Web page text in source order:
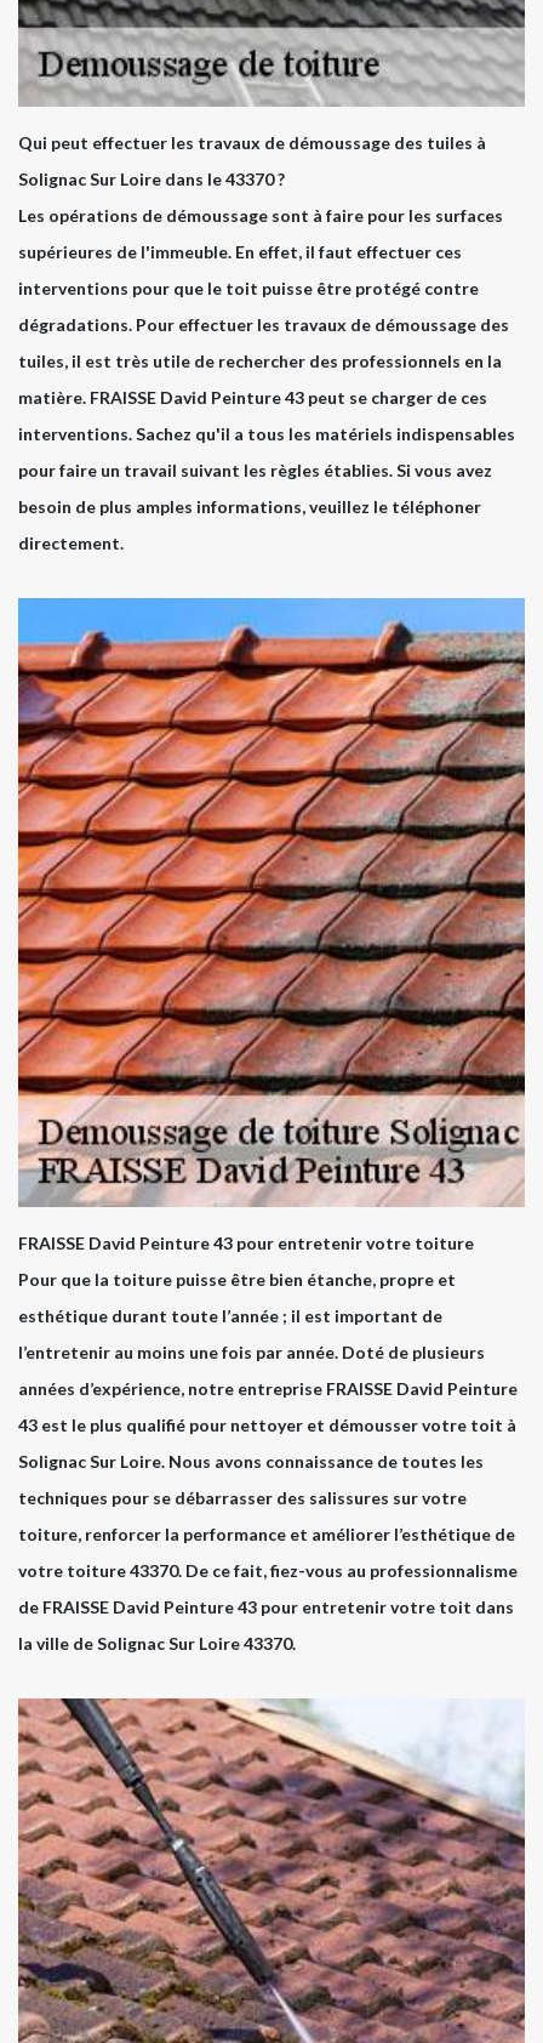
Qui peut effectuer les travaux de démoussage des tuiles à
Solignac Sur Loire dans le 43370 ?
Les opérations de démoussage sont à faire pour les surfaces
supérieures de l'immeuble. En effet, il faut effectuer ces
interventions pour que le toit puisse être protégé contre
dégradations. Pour effectuer les travaux de démoussage des
tuiles, il est très utile de rechercher des professionnels en la
matière. FRAISSE David Peinture 43 peut se charger de ces
interventions. Sachez qu'il a tous les matériels indispensables
pour faire un travail suivant les règles établies. Si vous avez
besoin de plus amples informations, veuillez le téléphoner
directement.
FRAISSE David Peinture 43 pour entretenir votre toiture
Pour que la toiture puisse être bien étanche, propre et
esthétique durant toute l’année ; il est important de
l’entretenir au moins une fois par année. Doté de plusieurs
années d’expérience, notre entreprise FRAISSE David Peinture
43 est le plus qualifié pour nettoyer et démousser votre toit à
Solignac Sur Loire. Nous avons connaissance de toutes les
techniques pour se débarrasser des salissures sur votre
toiture, renforcer la performance et améliorer l’esthétique de
votre toiture 43370. De ce fait, fiez-vous au professionnalisme
de FRAISSE David Peinture 43 pour entretenir votre toit dans
la ville de Solignac Sur Loire 43370.